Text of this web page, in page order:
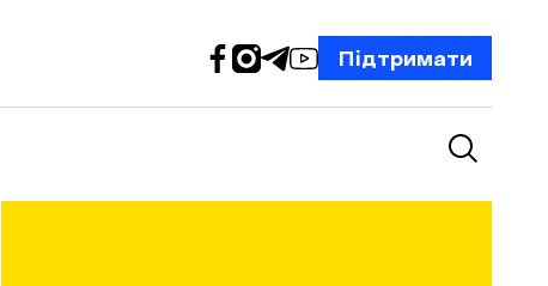
Підтримати